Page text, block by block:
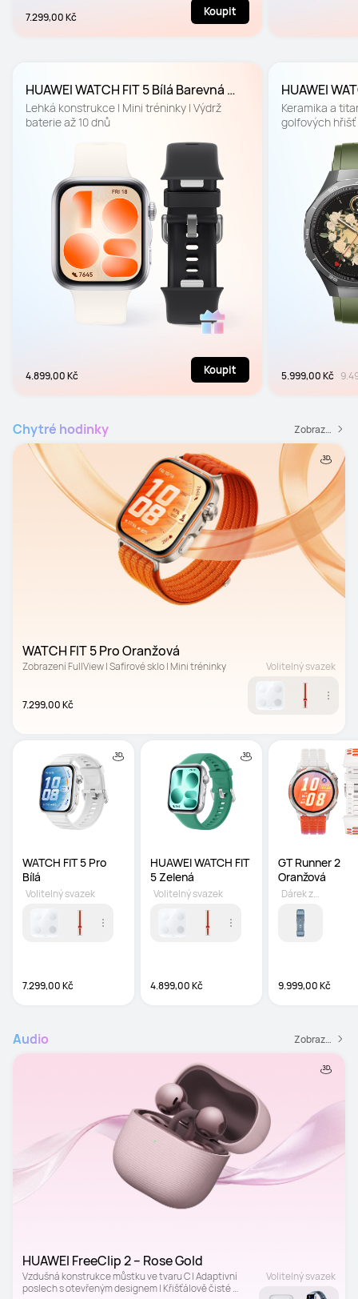
7.299,00 Kč Koupit
HUAWEI WATCH FIT 5 Bílá Barevná
edice
Lehká konstrukce | Mini tréninky | Výdrž
baterie až 10 dnů
4.899,00 Kč Koupit
HUAWEI
mm
Keramika a
golfových hřišť
5.999,00 Kč
Chytré hodinky Zobrazit všechny chytré hodinky
WATCH FIT 5 Pro Oranžová
Zobrazení FullView | Safírové sklo | Mini tréninky
7.299,00 Kč
Volitelný svazek
WATCH FIT 5 Pro
Bílá
7.299,00 Kč
Volitelný svazek
HUAWEI WATCH FIT
5 Zelená
4.899,00 Kč
Volitelný svazek
GT Runner 2
Oranžová
9.999,00 Kč
Dárek zdarma
Audio Zobrazit všechny Audio
HUAWEI FreeClip 2 – Rose Gold
Vzdušná konstrukce můstku ve tvaru C | Adaptivní
poslech s otevřeným designem | Křišťálově čisté
Volitelný svazek